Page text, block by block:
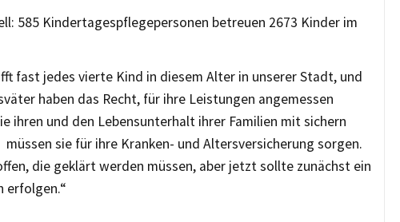
585 Kindertagespflegepersonen betreuen 2673 Kinder im
fast jedes vierte Kind in diesem Alter in unserer Stadt, und
haben das Recht, für ihre Leistungen angemessen
ihren und den Lebensunterhalt ihrer Familien mit sichern
sie für ihre Kranken- und Altersversicherung sorgen.
die geklärt werden müssen, aber jetzt sollte zunächst ein
erfolgen.“